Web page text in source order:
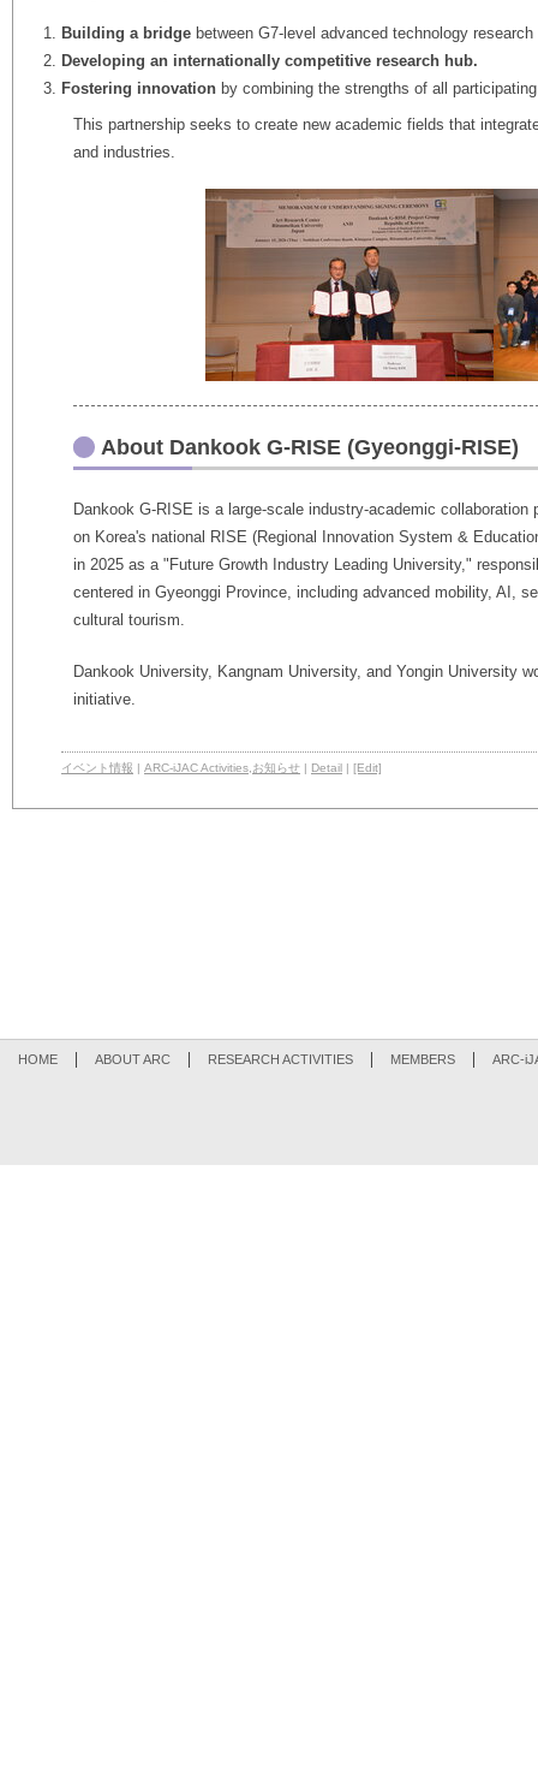
Building a bridge between G7-level advanced technology
Developing an internationally competitive research hub.
Fostering innovation by combining the strengths of all
This partnership seeks to create new academic fields that
and industries.
About Dankook G‑RISE (Gyeonggi‑RISE)
Dankook G‑RISE is a large-scale industry-academic
on Korea's national RISE (Regional Innovation System &
in 2025 as a "Future Growth Industry Leading University,"
centered in Gyeonggi Province, including advanced mobility, AI,
cultural tourism.
Dankook University, Kangnam University, and Yongin University
initiative.
イベント情報 | ARC-iJAC Activities,お知らせ | Detail | [Edit]
HOME ABOUT ARC RESEARCH ACTIVITIES MEMBERS ARC-